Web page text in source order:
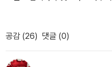
그러면서도 절대 자신의 죄를
쇄살인범 캐릭터는 참 마음에 들
단, 조금 지루합니다. 형사와 살
사까지 다루고 있어서(형사들
씨로 나오는데 뜬금없이 인간이
이거 말인가 보말인가. ㅎ그래도
간쯤 전 점심먹고 너무 졸려서
공감 (26) 댓글 (0)